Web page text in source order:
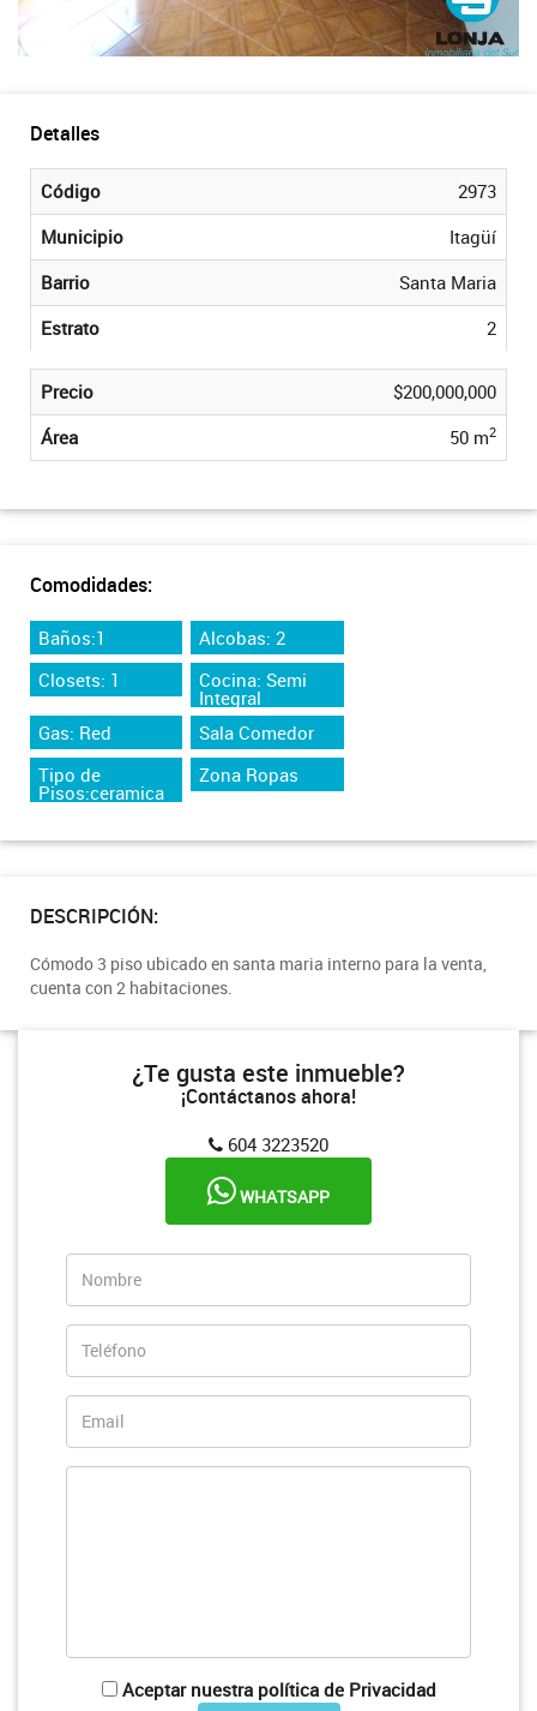
Detalles
Código
2973
Municipio
Itagüí
Barrio
Santa Maria
Estrato
2
Precio
$200,000,000
Área
50 m2
Comodidades:
Baños:1
Alcobas: 2
Closets: 1
Cocina: Semi
Integral
Gas: Red
Sala Comedor
Tipo de
Pisos:ceramica
Zona Ropas
DESCRIPCIÓN:
Cómodo 3 piso ubicado en santa maria interno para la venta,
cuenta con 2 habitaciones.
¿Te gusta este inmueble?
¡Contáctanos ahora!
604 3223520
WHATSAPP
Aceptar nuestra política de Privacidad